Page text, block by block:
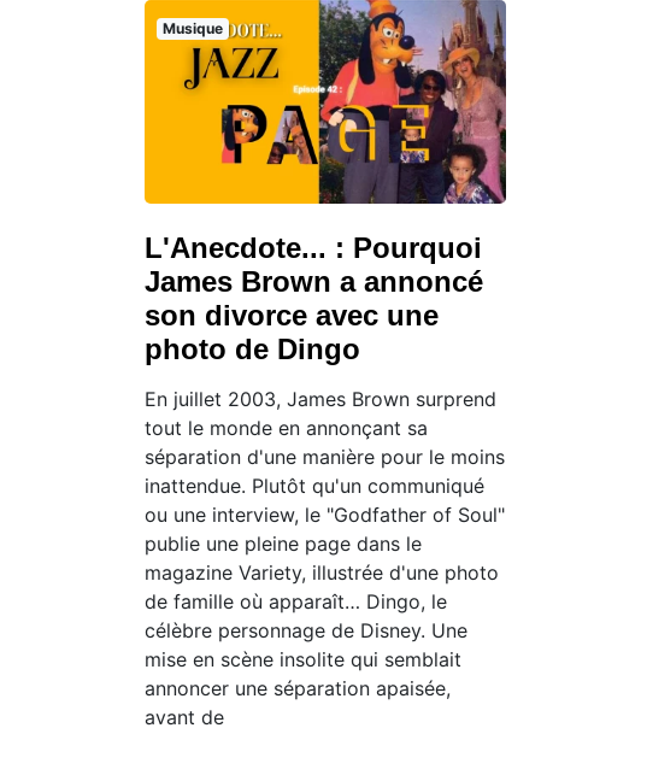
Musique
L'Anecdote... : Pourquoi
James Brown a annoncé
son divorce avec une
photo de Dingo
En juillet 2003, James Brown surprend
tout le monde en annonçant sa
séparation d'une manière pour le moins
inattendue. Plutôt qu'un communiqué
ou une interview, le "Godfather of Soul"
publie une pleine page dans le
magazine Variety, illustrée d'une photo
de famille où apparaît… Dingo, le
célèbre personnage de Disney. Une
mise en scène insolite qui semblait
annoncer une séparation apaisée,
avant de